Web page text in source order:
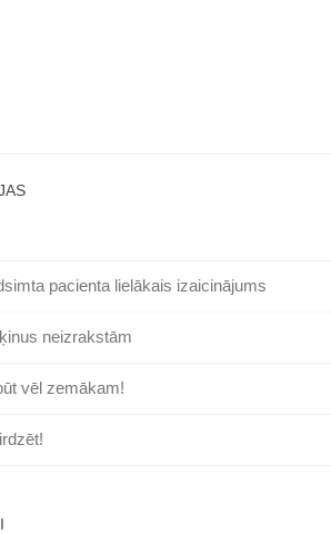
pacienta lielākais izaicinājums
neizrakstām
vēl zemākam!